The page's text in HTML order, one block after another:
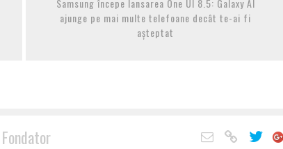
Samsung începe lansarea One UI 8.5: Galaxy AI
ajunge pe mai multe telefoane decât te-ai fi
așteptat
Fondator